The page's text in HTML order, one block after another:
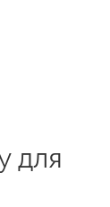
для